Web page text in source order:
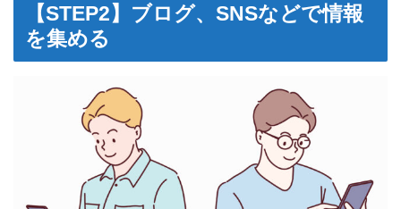
【STEP2】ブログ、SNSなどで情報
を集める